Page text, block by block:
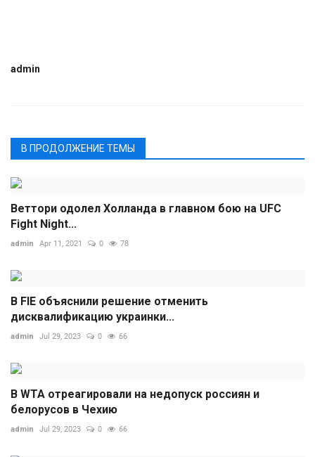
admin
В ПРОДОЛЖЕНИЕ ТЕМЫ
Веттори одолел Холланда в главном бою на UFC
Fight Night...
admin Apr 11, 2021 0 78
В FIE объяснили решение отменить
дисквалификацию украинки...
admin Jul 29, 2023 0 66
В WTA отреагировали на недопуск россиян и
белорусов в Чехию
admin Jul 29, 2023 0 66